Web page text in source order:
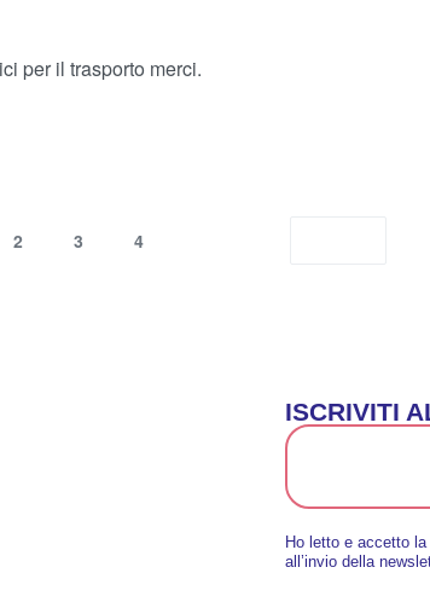
per il trasporto merci.
2 3 4
ISCRIVITI
Ho letto e accetto
all’invio della